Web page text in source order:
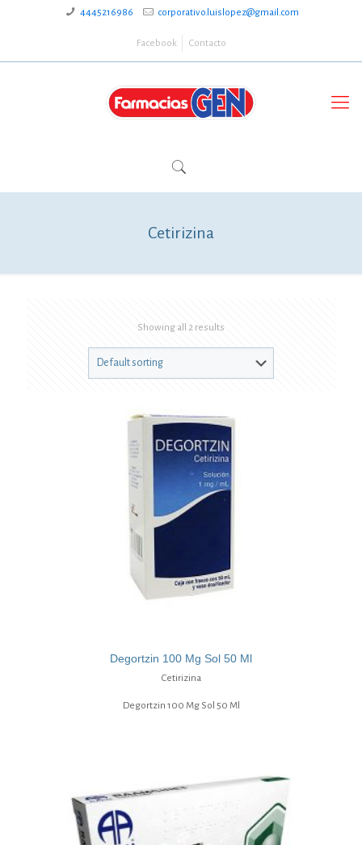
4445216986 corporativo.luislopez@gmail.com
Facebook Contacto
Cetirizina
Showing all 2 results
Degortzin 100 Mg Sol 50 Ml
Cetirizina
Degortzin 100 Mg Sol 50 Ml